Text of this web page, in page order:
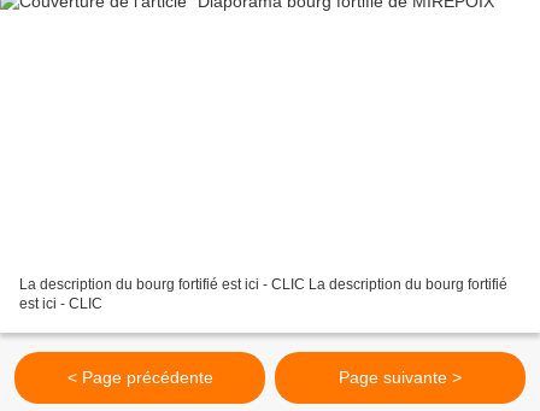
La description du bourg fortifié est ici - CLIC La description du bourg fortifié
est ici - CLIC
< Page précédente Page suivante >